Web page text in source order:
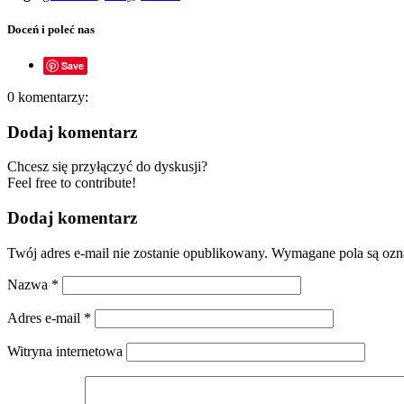
Doceń i poleć nas
Save
0 komentarzy:
Dodaj komentarz
Chcesz się przyłączyć do dyskusji?
Feel free to contribute!
Dodaj komentarz
Twój adres e-mail nie zostanie opublikowany. Wymagane pola są
Nazwa *
Adres e-mail *
Witryna internetowa